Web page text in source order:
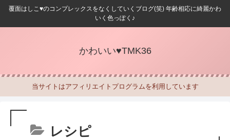
覆面はしこ♥のコンプレックスをなくしていくブログ(笑) 年齢相応に綺麗かわ
いく色っぽく♪
かわいい♥TMK36
当サイトはアフィリエイトプログラムを利用しています
レシピ